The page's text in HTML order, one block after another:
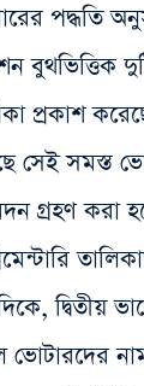
পদ্ধতি
বুথভিত্তিক
প্রকাশ
সেই সমস্ত
গ্রহণ করা
দ্বিতীয়